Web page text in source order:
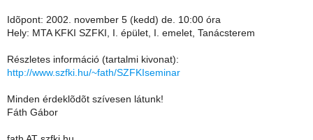
Idõpont: 2002. november 5 (kedd) de. 10:00 óra
Hely: MTA KFKI SZFKI, I. épület, I. emelet, Tanácsterem
Részletes információ (tartalmi kivonat):
http://www.szfki.hu/~fath/SZFKIseminar
Minden érdeklõdõt szívesen látunk!
Fáth Gábor